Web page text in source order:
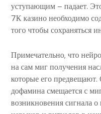
уступающим – падает.
7К казино необходимо
того чтобы сохраняться
Примечательно, что
на сам миг получения
которые его
дофамина смещается с
возникновения сигнала